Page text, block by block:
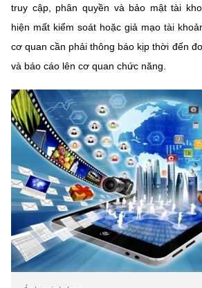
BỘ KHOA HỌC VÀ CÔNG
Điều khoản sử dụng Theo dõi MST:
Cơ quan chủ quản: Bộ Khoa học và Công
Chịu trách nhiệm nội dung: Nguyễn Thị
Giám đốc Trung tâm Truyền thông Khoa
Liên hệ
Địa chỉ: Ban Biên tập Cổng TTĐT - 18
Điện thoại: 024 3936 9506
Email:stc@mst.gov.vn
©2026 Bản quyền thuộc Bộ Khoa Học và
(Ghi rõ nguồn "https://mst.gov.vn" khi phát
website này)
truy cập, phân quyền và bảo mật tài
hiện mất kiểm soát hoặc giả mạo tài
cơ quan cần phải thông báo kịp thời đến
và báo cáo lên cơ quan chức năng.